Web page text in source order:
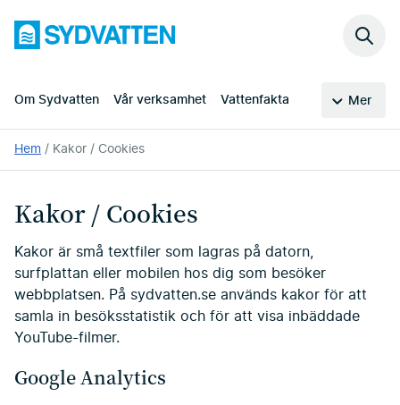
huvudinnehållet
Sydvatten
Om Sydvatten Vår verksamhet Vattenfakta Mer
Sök
Du
är
Hem Kakor / Cookies
Kakor / Cookies
Kakor är små textfiler som lagras på datorn,
surfplattan eller mobilen hos dig som besöker
webbplatsen. På sydvatten.se används kakor för att
samla in besöksstatistik och för att visa inbäddade
YouTube-filmer.
Google Analytics